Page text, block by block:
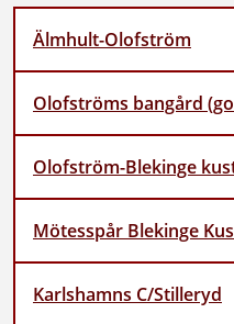
Älmhult-Olofström
Olofströms bangård
Olofström-Blekinge
Mötesspår Blekinge
Karlshamns C/Stilleryd